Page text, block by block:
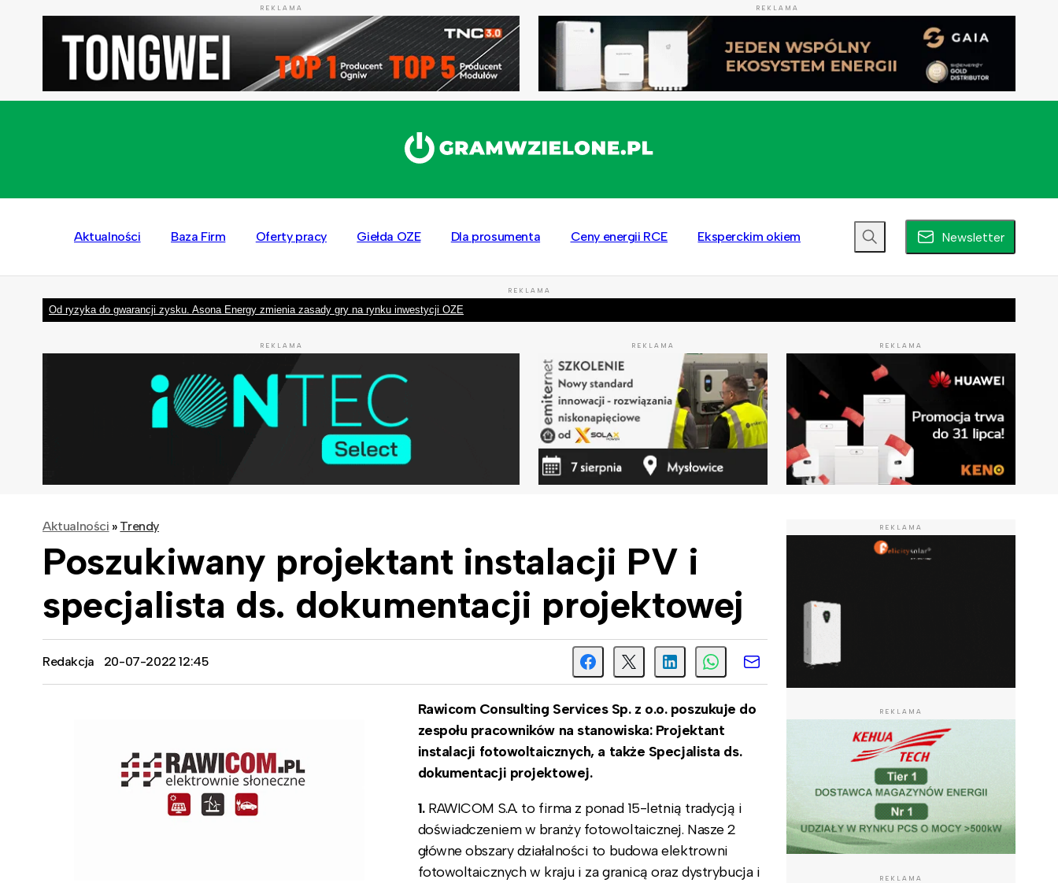
REKLAMA REKLAMA
Aktualności Baza Firm Oferty pracy Giełda OZE Dla prosumenta Ceny energii RCE Eksperckim okiem Newsletter
REKLAMA
Od ryzyka do gwarancji zysku. Asona Energy zmienia zasady gry na rynku inwestycji OZE
REKLAMA REKLAMA REKLAMA
Aktualności » Trendy
Poszukiwany projektant instalacji PV i
specjalista ds. dokumentacji projektowej
Redakcja 20-07-2022 12:45
Rawicom Consulting Services Sp. z o.o. poszukuje do
zespołu pracowników na stanowiska: Projektant
instalacji fotowoltaicznych, a także Specjalista ds.
dokumentacji projektowej.
1.RAWICOM S.A. to firma z ponad 15-letnią tradycją i
doświadczeniem w branży fotowoltaicznej. Nasze 2
główne obszary działalności to budowa elektrowni
fotowoltaicznych w kraju i za granicą oraz dystrybucja i
REKLAMA
REKLAMA
REKLAMA